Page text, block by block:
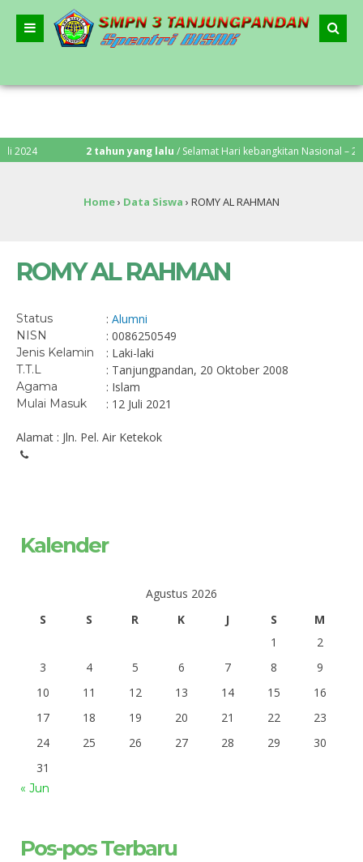
2 tahun yang lalu / Selamat Hari kebangkitan Nasional – 20
Home› Data Siswa › ROMY AL RAHMAN
ROMY AL RAHMAN
Status : Alumni
NISN : 0086250549
Jenis Kelamin : Laki-laki
T.T.L : Tanjungpandan, 20 Oktober 2008
Agama : Islam
Mulai Masuk : 12 Juli 2021
Alamat : Jln. Pel. Air Ketekok
Kalender
Agustus 2026
S
S R K J S
M
1
2
3
4 5 6 7 8
9
10
11 12 13 14 15
16
17
18 19 20 21 22
23
24
25 26 27 28 29
30
31
« Jun
Pos-pos Terbaru